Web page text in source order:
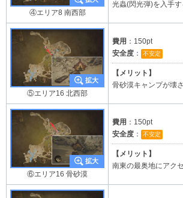
④エリア8 南西部
光蟲(閃光弾)を入手す
⑤エリア16 北西部
費用 ：150pt
安全度 ： 不安定
【メリット】
骨砂漠キャンプが壊
⑥エリア16 骨砂漠
費用 ：150pt
安全度 ： 不安定
【メリット】
南東の最奥地にアク